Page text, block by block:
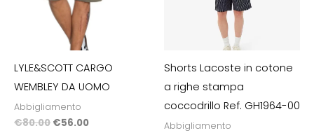
LYLE&SCOTT CARGO
WEMBLEY DA UOMO
Abbigliamento
€80.00 €56.00
Shorts Lacoste in cotone
a righe stampa
coccodrillo Ref. GH1964-00
Abbigliamento